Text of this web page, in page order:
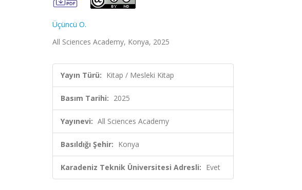
Üçüncü O.
All Sciences Academy, Konya, 2025
Yayın Türü: Kitap / Mesleki Kitap
Basım Tarihi: 2025
Yayınevi: All Sciences Academy
Basıldığı Şehir: Konya
Karadeniz Teknik Üniversitesi Adresli: Evet